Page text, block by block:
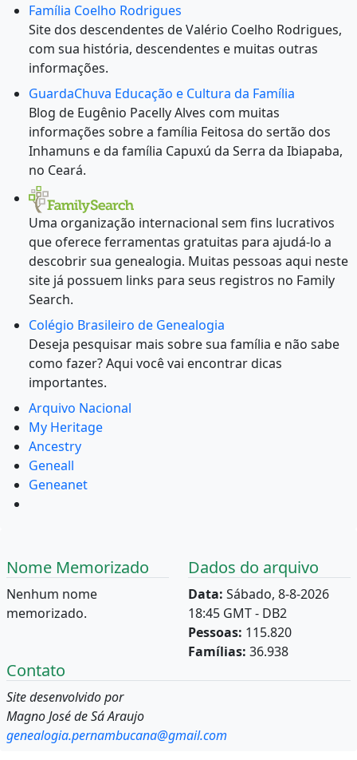
Família Coelho Rodrigues
Site dos descendentes de Valério Coelho Rodrigues,
com sua história, descendentes e muitas outras
informações.
GuardaChuva Educação e Cultura da Família
Blog de Eugênio Pacelly Alves com muitas
informações sobre a família Feitosa do sertão dos
Inhamuns e da família Capuxú da Serra da Ibiapaba,
no Ceará.
Uma organização internacional sem fins lucrativos
que oferece ferramentas gratuitas para ajudá-lo a
descobrir sua genealogia. Muitas pessoas aqui neste
site já possuem links para seus registros no Family
Search.
Colégio Brasileiro de Genealogia
Deseja pesquisar mais sobre sua família e não sabe
como fazer? Aqui você vai encontrar dicas
importantes.
Arquivo Nacional
My Heritage
Ancestry
Geneall
Geneanet
Nome Memorizado
Nenhum nome
memorizado.
Dados do arquivo
Data: Sábado, 8-8-2026
18:45 GMT - DB2
Pessoas: 115.820
Famílias: 36.938
Contato
Site desenvolvido por
Magno José de Sá Araujo
genealogia.pernambucana@gmail.com